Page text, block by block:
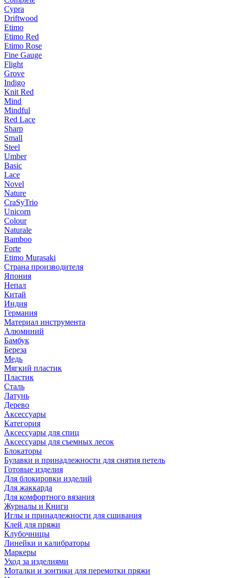
Cypra
Driftwood
Etimo
Etimo Red
Etimo Rose
Fine Gauge
Flight
Grove
Indigo
Knit Red
Mind
Mindful
Red Lace
Sharp
Small
Steel
Umber
Basic
Lace
Novel
Nature
CraSyTrio
Unicorn
Colour
Naturale
Bamboo
Forte
Etimo Murasaki
Страна производителя
Япония
Непал
Китай
Индия
Германия
Материал инструмента
Алюминий
Бамбук
Береза
Медь
Мягкий пластик
Пластик
Сталь
Латунь
Дерево
Аксессуары
Категория
Аксессуары для спиц
Аксессуары для съемных лесок
Блокаторы
Булавки и принадлежности для снятия петель
Готовые изделия
Для блокировки изделий
Для жаккарда
Для комфортного вязания
Журналы и Книги
Иглы и принадлежности для сшивания
Клей для пряжи
Клубочницы
Линейки и калибраторы
Маркеры
Уход за изделиями
Моталки и зонтики для перемотки пряжи